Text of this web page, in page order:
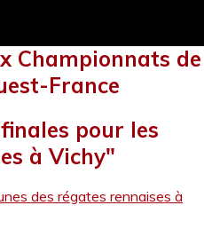
Championnats de
France
pour les
à Vichy"
des régates rennaises à